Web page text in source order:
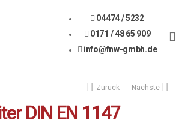
04474 / 5232
0171 / 48 65 909
info@fnw-gmbh.de
Zurück Nächste
DIN EN 1147